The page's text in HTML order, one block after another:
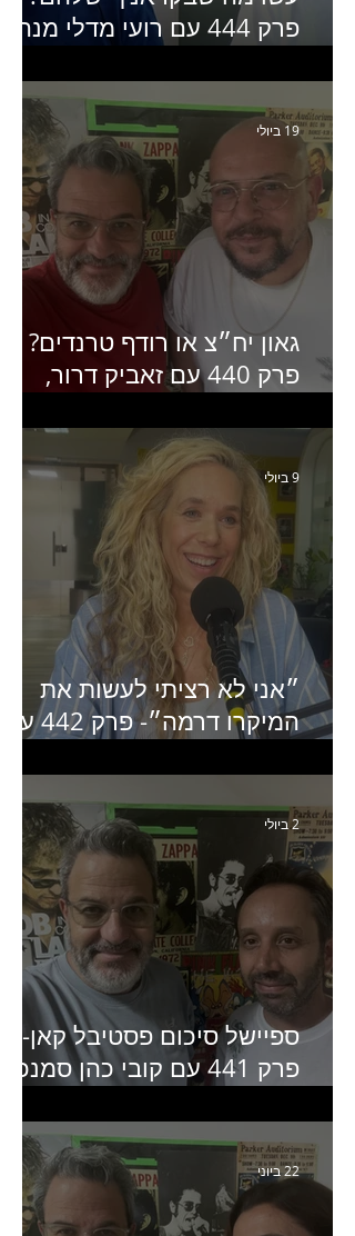
פרק 444 עם רועי מדלי מנהל
האחרון של קראנץ׳
גאון יח״צ או רודף טרנדים?
פרק 440 עם זאביק דרור,
ותקשורת
19 ביולי
״אני לא רציתי לעשות את
המיקרו דרמה״- פרק 442 עם
של יד2
9 ביולי
ספיישל סיכום פסטיבל קאן-
פרק 441 עם קובי כהן
2 ביולי
22 ביוני